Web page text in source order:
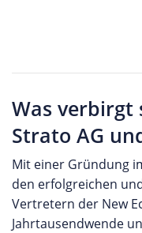
Was verbirgt
Strato AG
Mit einer Gründung
den erfolgreichen
Vertretern der New
Jahrtausendwende